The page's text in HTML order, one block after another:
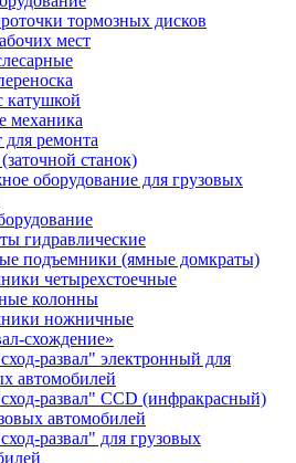
тормозных дисков
мест
катушкой
механика
для ремонта
станок)
оборудование для грузовых
гидравлические
подъемники (ямные домкраты)
четырехстоечные
колонны
ножничные
схождение»
развал" электронный для
автомобилей
развал" CCD (инфракрасный)
автомобилей
развал" для грузовых